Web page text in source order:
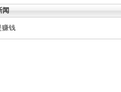
闻
赚钱